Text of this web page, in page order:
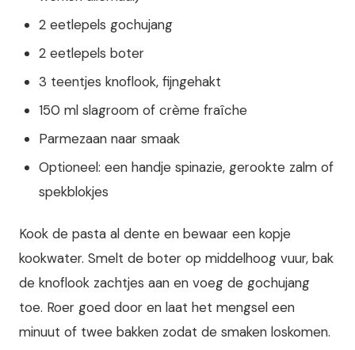
2 eetlepels gochujang
2 eetlepels boter
3 teentjes knoflook, fijngehakt
150 ml slagroom of crème fraîche
Parmezaan naar smaak
Optioneel: een handje spinazie, gerookte zalm of
spekblokjes
Kook de pasta al dente en bewaar een kopje
kookwater. Smelt de boter op middelhoog vuur, bak
de knoflook zachtjes aan en voeg de gochujang
toe. Roer goed door en laat het mengsel een
minuut of twee bakken zodat de smaken loskomen.